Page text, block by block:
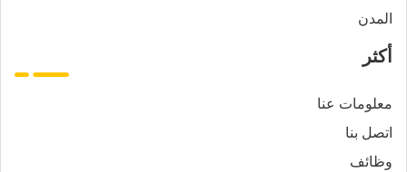
المدن
أكثر
معلومات عنا
اتصل بنا
وظائف